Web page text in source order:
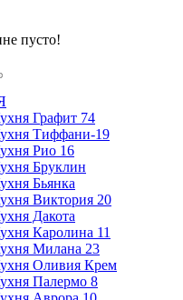
пусто!
Графит 74
Тиффани-19
Рио 16
Бруклин
Бьянка
Виктория 20
Дакота
Каролина 11
Милана 23
Оливия Крем
Палермо 8